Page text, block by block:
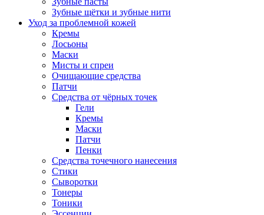
Зубные щётки и зубные нити
Уход за проблемной кожей
Кремы
Лосьоны
Маски
Мисты и спреи
Очищающие средства
Патчи
Средства от чёрных точек
Гели
Кремы
Маски
Патчи
Пенки
Средства точечного нанесения
Стики
Сыворотки
Тонеры
Тоники